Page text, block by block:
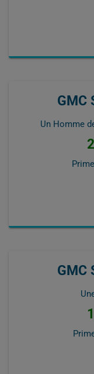
GMC
Un Homme
GMC